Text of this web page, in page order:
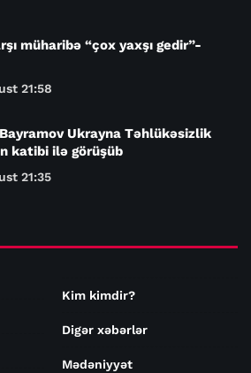
müharibə “çox yaxşı gedir”-
21:58
Ukrayna Təhlükəsizlik
katibi ilə görüşüb
21:35
Kim kimdir?
Digər xəbərlər
Mədəniyyət